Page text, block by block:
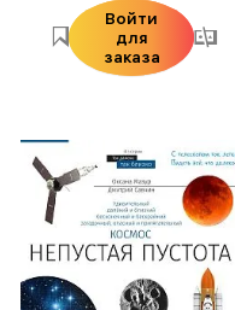
Войти
для
заказа